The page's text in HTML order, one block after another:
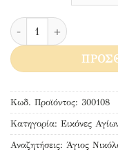
Άγιος Νικόλαος ο
Κωδ. Προϊόντος: 300108
Κατηγορία: Εικόνες
Αναζητήσεις: Άγιος